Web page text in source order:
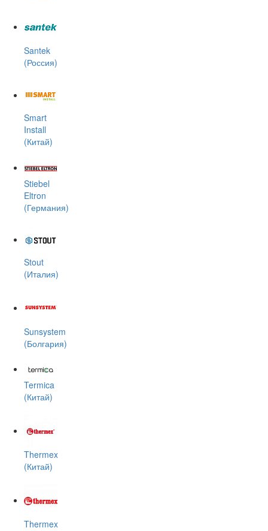
Santek
(Россия)
Smart
Install
(Китай)
Stiebel
Eltron
(Германия)
Stout
(Италия)
Sunsystem
(Болгария)
Termica
(Китай)
Thermex
(Китай)
Thermex